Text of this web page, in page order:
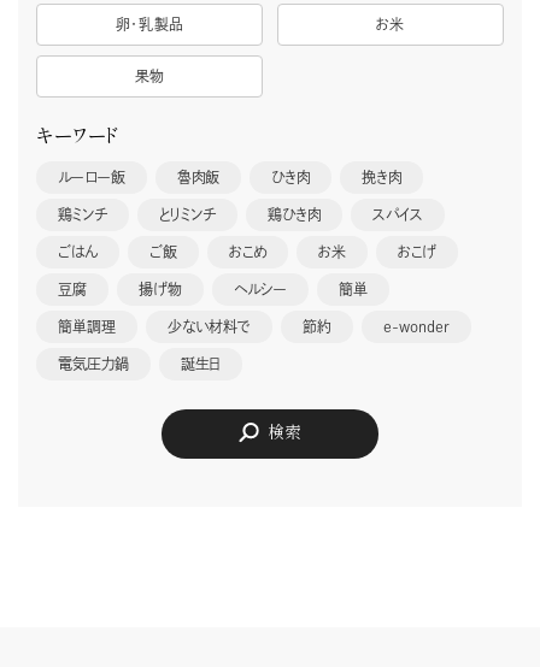
卵・乳製品 お米
果物
キーワード
ルーロー飯 魯肉飯 ひき肉 挽き肉
鶏ミンチ とりミンチ 鶏ひき肉 スパイス
ごはん ご飯 おこめ お米 おこげ
豆腐 揚げ物 ヘルシー 簡単
簡単調理 少ない材料で 節約 e-wonder
電気圧力鍋 誕生日
検索